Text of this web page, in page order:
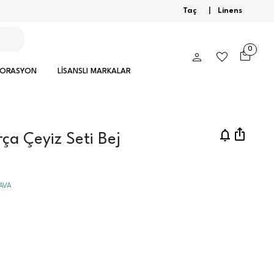
Taç Linens
LİSANSLI MARKALAR
0
Çeyiz Seti Bej